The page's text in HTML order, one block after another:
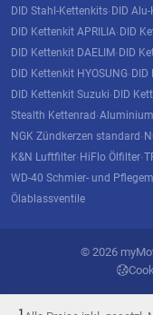
DID Stahl-Kettenkits· DID
DID Kettenkit APRILIA· DID
DID Kettenkit DAELIM· DID
DID Kettenkit HYOSUNG· DID
DID Kettenkit Suzuki· DID
Stealth Kettenrad·
NGK Zündkerzen standard·
K&N Luftfilter· HiFlo Ölfilter·
WD-40 Schmier- und
Ölablassventile
© 2026